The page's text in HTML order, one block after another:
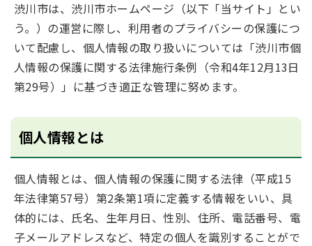
渋川市は、渋川市ホームページ（以下「当サイト」とい
う。）の運営に際し、利用者のプライバシーの保護につ
いて配慮し、個人情報の取り扱いについては「渋川市個
人情報の保護に関する法律施行条例（令和4年12月13日
第29号）」に基づき適正な管理に努めます。
個人情報とは
個人情報とは、個人情報の保護に関する法律（平成15
年法律第57号）第2条第1項に定義する情報をいい、具
体的には、氏名、生年月日、性別、住所、電話番号、電
子メールアドレスなど、特定の個人を識別することがで